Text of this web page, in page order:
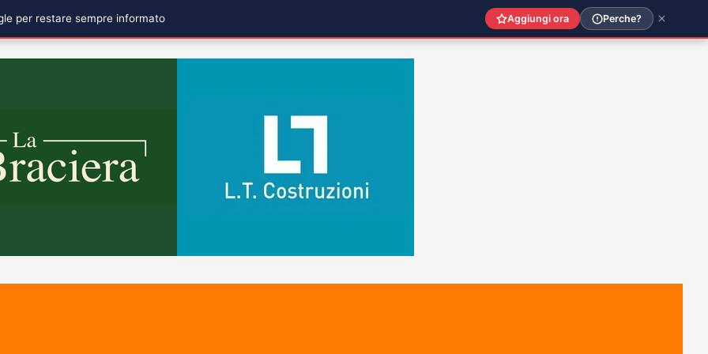
per restare sempre informato Aggiungi ora Perche?